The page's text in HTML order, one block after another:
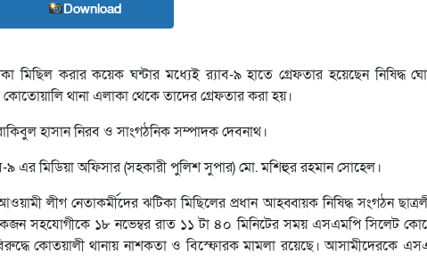
Download
মিছিল করার কয়েক ঘন্টার মধ্যেই র‍্যাব-৯ হাতে গ্রেফতার হয়েছেন নিষিদ্ধ
থানা এলাকা থেকে তাদের গ্রেফতার করা হয়।
হাসান নিরব ও সাংগঠনিক সম্পাদক দেবনাথ।
৯ এর মিডিয়া অফিসার (সহকারী পুলিশ সুপার) মো. মশিহুর রহমান সোহেল।
লীগ নেতাকর্মীদের ঝটিকা মিছিলের প্রধান আহব্বায়ক নিষিদ্ধ সংগঠন
সহযোগীকে ১৮ নভেম্বর রাত ১১ টা ৪০ মিনিটের সময় এসএমপি সিলেট
কোতয়ালী থানায় নাশকতা ও বিস্ফোরক মামলা রয়েছে। আসামীদেরকে